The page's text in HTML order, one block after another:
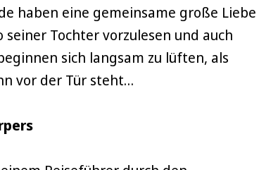
haben eine gemeinsame große Liebe
Tochter vorzulesen und auch
sich langsam zu lüften, als
vor der Tür steht…